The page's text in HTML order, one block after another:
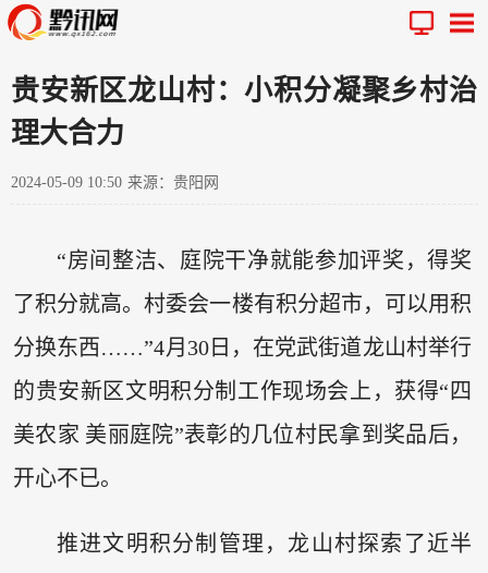
贵安新区龙山村：小积分凝聚乡村治
理大合力
2024-05-09 10:50 来源：贵阳网
“房间整洁、庭院干净就能参加评奖，得奖
了积分就高。村委会一楼有积分超市，可以用积
分换东西……”4月30日，在党武街道龙山村举行
的贵安新区文明积分制工作现场会上，获得“四
美农家 美丽庭院”表彰的几位村民拿到奖品后，
开心不已。
推进文明积分制管理，龙山村探索了近半